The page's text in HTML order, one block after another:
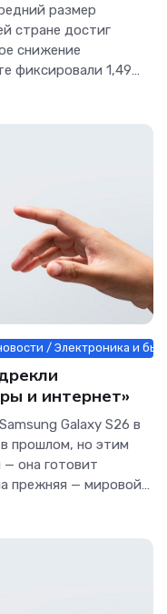
размер
стране достиг
снижение
фиксировали 1,49
/ Электроника и
и интернет»
Galaxy S26 в
прошлом, но этим
— она готовит
прежняя — мировой